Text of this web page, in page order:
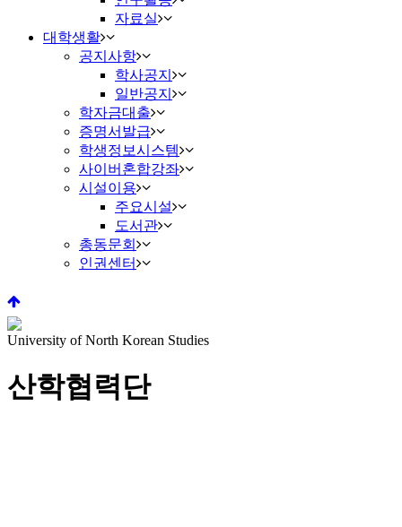
자료실
대학생활
공지사항
학사공지
일반공지
학자금대출
증명서발급
학생정보시스템
사이버혼합강좌
시설이용
주요시설
도서관
총동문회
인권센터
University of North Korean Studies
산학협력단